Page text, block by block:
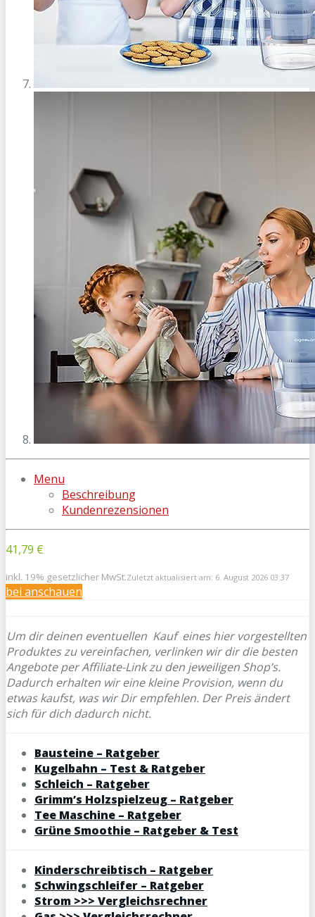
Menu
Beschreibung
Kundenrezensionen
41,79 €
inkl. 19% gesetzlicher MwSt.Zuletzt aktualisiert am: 6. August 2026 03:37
bei anschauen
Um dir deinen eventuellen Kauf eines hier vorgestellten
Produktes zu vereinfachen, verlinken wir dir die besten
Angebote per Affiliate-Link zu den jeweiligen Shop’s.
Dadurch erhalten wir eine kleine Provision, wenn du
etwas kaufst, was wir Dir empfehlen. Der Preis ändert
sich für dich dadurch nicht.
Bausteine – Ratgeber
Kugelbahn – Test & Ratgeber
Schleich – Ratgeber
Grimm’s Holzspielzeug – Ratgeber
Tee Maschine – Ratgeber
Grüne Smoothie – Ratgeber & Test
Kinderschreibtisch – Ratgeber
Schwingschleifer – Ratgeber
Strom >>> Vergleichsrechner